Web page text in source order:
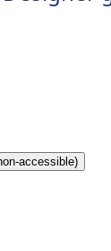
accessible)